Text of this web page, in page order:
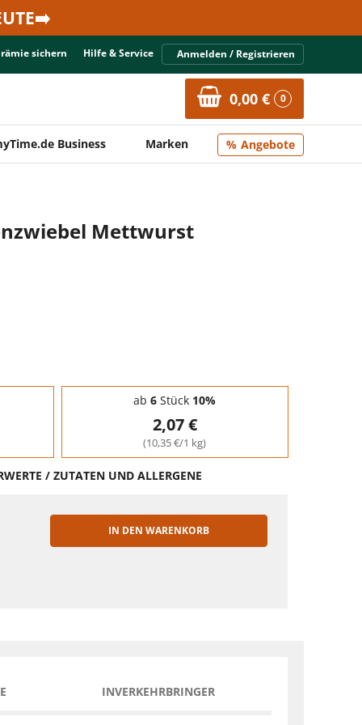
sichern Hilfe & Service Anmelden / Registrieren
0,00 € 0
Business Marken Angebote
Mettwurst
ab 6 Stück 10%
2,07 €
(10,35 €/1 kg)
/ ZUTATEN UND ALLERGENE
IN DEN WARENKORB
INVERKEHRBRINGER